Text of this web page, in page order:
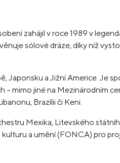
zahájil v roce 1989 v
sólové dráze, díky níž
Japonsku a Jižní Americe. Je
– mimo jiné na Mezinárodním
Brazílii či Keni.
Mexika, Litevského
a umění (FONCA) pro